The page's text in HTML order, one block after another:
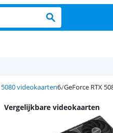
5080 videokaarten GeForce RTX
Vergelijkbare videokaarten